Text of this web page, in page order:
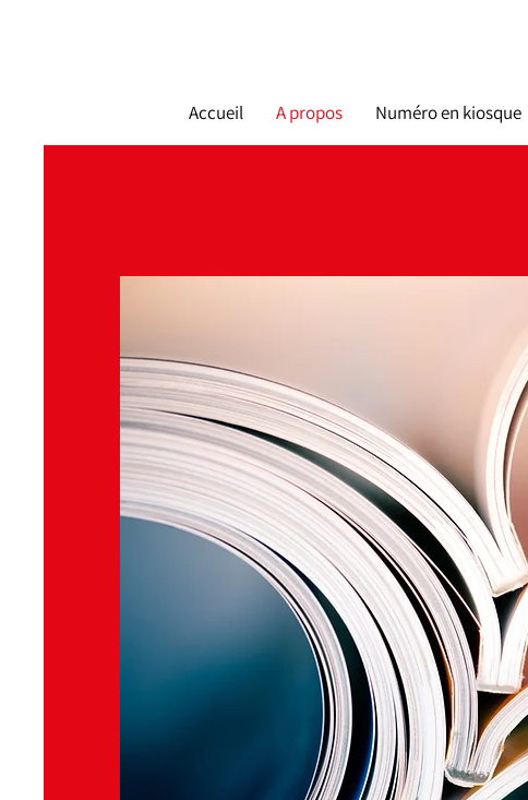
Accueil A propos Numéro en kiosque